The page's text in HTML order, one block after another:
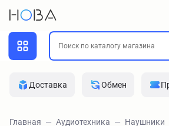
Доставка Обмен
Главная Аудиотехника Наушники